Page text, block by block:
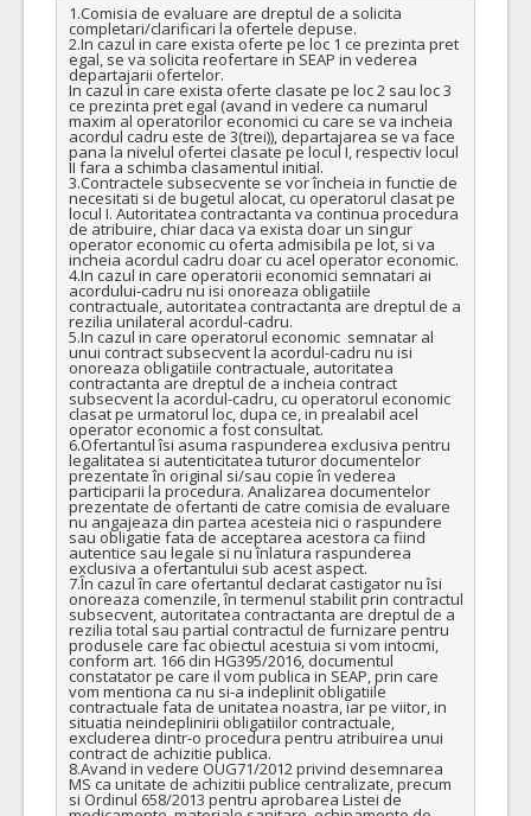
1.Comisia de evaluare are dreptul de a solicita
completari/clarificari la ofertele depuse.
2.In cazul in care exista oferte pe loc 1 ce prezinta pret
egal, se va solicita reofertare in SEAP in vederea
departajarii ofertelor.
In cazul in care exista oferte clasate pe loc 2 sau loc 3
ce prezinta pret egal (avand in vedere ca numarul
maxim al operatorilor economici cu care se va incheia
acordul cadru este de 3(trei)), departajarea se va face
pana la nivelul ofertei clasate pe locul I, respectiv locul
II fara a schimba clasamentul initial.
3.Contractele subsecvente se vor încheia in functie de
necesitati si de bugetul alocat, cu operatorul clasat pe
locul I. Autoritatea contractanta va continua procedura
de atribuire, chiar daca va exista doar un singur
operator economic cu oferta admisibila pe lot, si va
incheia acordul cadru doar cu acel operator economic.
4.In cazul in care operatorii economici semnatari ai
acordului-cadru nu isi onoreaza obligatiile
contractuale, autoritatea contractanta are dreptul de a
rezilia unilateral acordul-cadru.
5.In cazul in care operatorul economic  semnatar al
unui contract subsecvent la acordul-cadru nu isi
onoreaza obligatiile contractuale, autoritatea
contractanta are dreptul de a incheia contract
subsecvent la acordul-cadru, cu operatorul economic
clasat pe urmatorul loc, dupa ce, in prealabil acel
operator economic a fost consultat.
6.Ofertantul îsi asuma raspunderea exclusiva pentru
legalitatea si autenticitatea tuturor documentelor
prezentate în original si/sau copie în vederea
participarii la procedura. Analizarea documentelor
prezentate de ofertanti de catre comisia de evaluare
nu angajeaza din partea acesteia nici o raspundere
sau obligatie fata de acceptarea acestora ca fiind
autentice sau legale si nu înlatura raspunderea
exclusiva a ofertantului sub acest aspect.
7.În cazul în care ofertantul declarat castigator nu îsi
onoreaza comenzile, în termenul stabilit prin contractul
subsecvent, autoritatea contractanta are dreptul de a
rezilia total sau partial contractul de furnizare pentru
produsele care fac obiectul acestuia si vom intocmi,
conform art. 166 din HG395/2016, documentul
constatator pe care il vom publica in SEAP, prin care
vom mentiona ca nu si-a indeplinit obligatiile
contractuale fata de unitatea noastra, iar pe viitor, in
situatia neindeplinirii obligatiilor contractuale,
excluderea dintr-o procedura pentru atribuirea unui
contract de achizitie publica.
8.Avand in vedere OUG71/2012 privind desemnarea
MS ca unitate de achizitii publice centralizate, precum
si Ordinul 658/2013 pentru aprobarea Listei de